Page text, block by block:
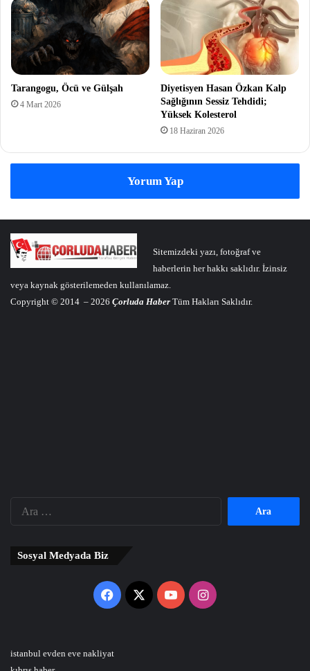
Tarangogu, Öcü ve Gülşah
4 Mart 2026
Diyetisyen Hasan Özkan Kalp
Sağlığının Sessiz Tehdidi;
Yüksek Kolesterol
18 Haziran 2026
Yorum Yap
Sitemizdeki yazı, fotoğraf ve
haberlerin her hakkı saklıdır. İzinsiz
veya kaynak gösterilemeden kullanılamaz.
Copyright © 2014 – 2026 Çorluda Haber Tüm Hakları Saklıdır.
Sosyal Medyada Biz
Facebook
X YouTubeInstagram
istanbul evden eve nakliyat